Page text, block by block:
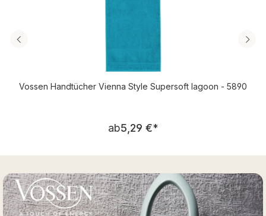
Vossen Handtücher Vienna Style Supersoft lagoon - 5890
Regulärer Preis:
ab5,29 €*